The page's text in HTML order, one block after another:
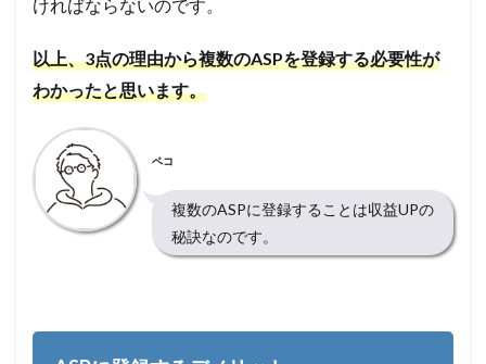
ければならないのです。
以上、3点の理由から複数のASPを登録する必要性が
わかったと思います。
ペコ
複数のASPに登録することは収益UPの
秘訣なのです。